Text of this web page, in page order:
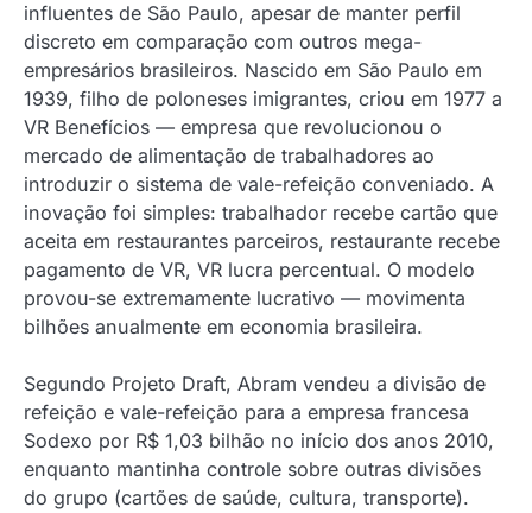
influentes de São Paulo, apesar de manter perfil
discreto em comparação com outros mega-
empresários brasileiros. Nascido em São Paulo em
1939, filho de poloneses imigrantes, criou em 1977 a
VR Benefícios — empresa que revolucionou o
mercado de alimentação de trabalhadores ao
introduzir o sistema de vale-refeição conveniado. A
inovação foi simples: trabalhador recebe cartão que
aceita em restaurantes parceiros, restaurante recebe
pagamento de VR, VR lucra percentual. O modelo
provou-se extremamente lucrativo — movimenta
bilhões anualmente em economia brasileira.
Segundo Projeto Draft, Abram vendeu a divisão de
refeição e vale-refeição para a empresa francesa
Sodexo por R$ 1,03 bilhão no início dos anos 2010,
enquanto mantinha controle sobre outras divisões
do grupo (cartões de saúde, cultura, transporte).